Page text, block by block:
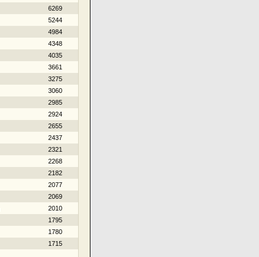
6269
5244
4984
4348
4035
3661
3275
3060
2985
2924
2655
2437
2321
2268
2182
2077
2069
2010
1795
1780
1715